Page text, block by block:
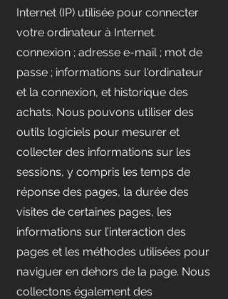
Internet (IP) utilisée pour connecter
votre ordinateur à Internet.
connexion ; adresse e-mail ; mot de
passe ; informations sur l'ordinateur
et la connexion, et historique des
achats. Nous pouvons utiliser des
outils logiciels pour mesurer et
collecter des informations sur les
sessions, y compris les temps de
réponse des pages, la durée des
visites de certaines pages, les
informations sur l’interaction des
pages et les méthodes utilisées pour
naviguer en dehors de la page. Nous
collectons également des